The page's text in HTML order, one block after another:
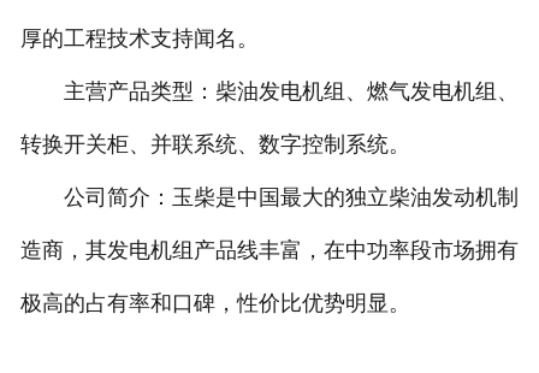
厚的工程技术支持闻名。
主营产品类型：柴油发电机组、燃气发电机组、
转换开关柜、并联系统、数字控制系统。
公司简介：玉柴是中国最大的独立柴油发动机制
造商，其发电机组产品线丰富，在中功率段市场拥有
极高的占有率和口碑，性价比优势明显。